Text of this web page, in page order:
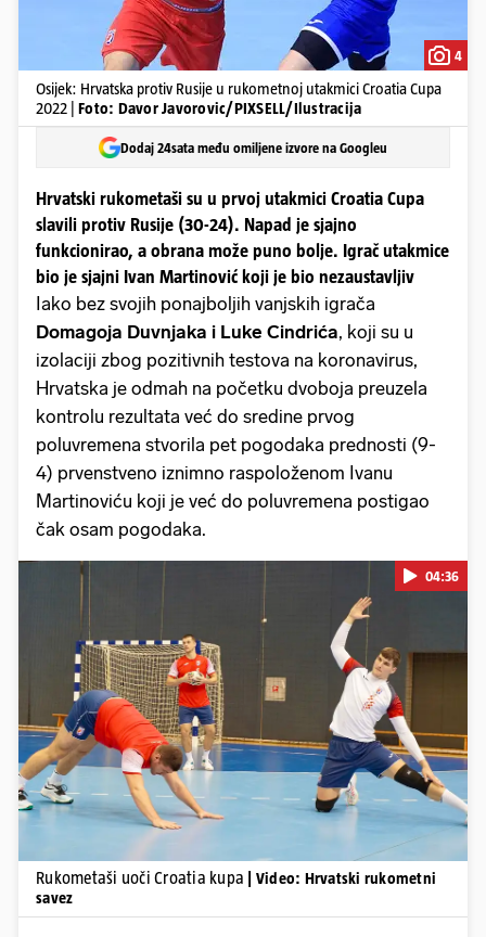
4
Osijek: Hrvatska protiv Rusije u rukometnoj utakmici Croatia Cupa
2022 | Foto: Davor Javorovic/PIXSELL/Ilustracija
Dodaj 24sata među omiljene izvore na Googleu
Hrvatski rukometaši su u prvoj utakmici Croatia Cupa
slavili protiv Rusije (30-24). Napad je sjajno
funkcionirao, a obrana može puno bolje. Igrač utakmice
bio je sjajni Ivan Martinović koji je bio nezaustavljiv
Iako bez svojih ponajboljih vanjskih igrača
Domagoja Duvnjaka i Luke Cindrića, koji su u
izolaciji zbog pozitivnih testova na koronavirus,
Hrvatska je odmah na početku dvoboja preuzela
kontrolu rezultata već do sredine prvog
poluvremena stvorila pet pogodaka prednosti (9-
4) prvenstveno iznimno raspoloženom Ivanu
Martinoviću koji je već do poluvremena postigao
čak osam pogodaka.
Pokretanje videa...
04:36
Rukometaši uoči Croatia kupa
| Video: Hrvatski rukometni
savez